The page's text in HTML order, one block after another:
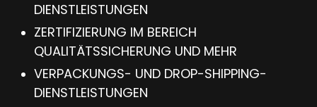
DIENSTLEISTUNGEN
ZERTIFIZIERUNG IM BEREICH
QUALITÄTSSICHERUNG UND MEHR
VERPACKUNGS- UND DROP-SHIPPING-
DIENSTLEISTUNGEN